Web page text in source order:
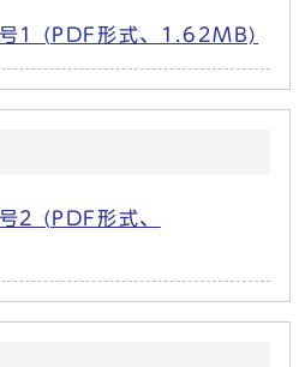
1 (PDF形式、1.62MB)
2 (PDF形式、